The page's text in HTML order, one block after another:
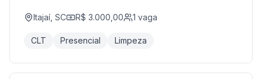
Itajaí, SC R$ 3.000,00 1 vaga
CLT Presencial Limpeza